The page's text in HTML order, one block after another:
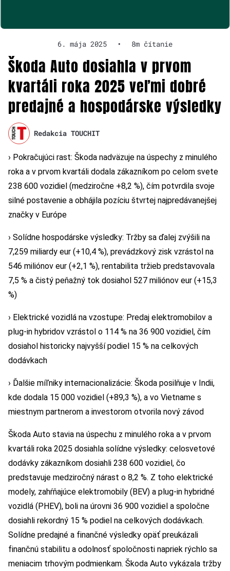
6. mája 2025 • 8m čítanie
Škoda Auto dosiahla v prvom
kvartáli roka 2025 veľmi dobré
predajné a hospodárske výsledky
Redakcia TOUCHIT
› Pokračujúci rast: Škoda nadväzuje na úspechy z minulého
roka a v prvom kvartáli dodala zákazníkom po celom svete
238 600 vozidiel (medziročne +8,2 %), čím potvrdila svoje
silné postavenie a obhájila pozíciu štvrtej najpredávanejšej
značky v Európe
› Solídne hospodárske výsledky: Tržby sa ďalej zvýšili na
7,259 miliardy eur (+10,4 %), prevádzkový zisk vzrástol na
546 miliónov eur (+2,1 %), rentabilita tržieb predstavovala
7,5 % a čistý peňažný tok dosiahol 527 miliónov eur (+15,3
%)
› Elektrické vozidlá na vzostupe: Predaj elektromobilov a
plug-in hybridov vzrástol o 114 % na 36 900 vozidiel, čím
dosiahol historicky najvyšší podiel 15 % na celkových
dodávkach
› Ďalšie míľniky internacionalizácie: Škoda posilňuje v Indii,
kde dodala 15 000 vozidiel (+89,3 %), a vo Vietname s
miestnym partnerom a investorom otvorila nový závod
Škoda Auto stavia na úspechu z minulého roka a v prvom
kvartáli roka 2025 dosiahla solídne výsledky: celosvetové
dodávky zákazníkom dosiahli 238 600 vozidiel, čo
predstavuje medziročný nárast o 8,2 %. Z toho elektrické
modely, zahŕňajúce elektromobily (BEV) a plug-in hybridné
vozidlá (PHEV), boli na úrovni 36 900 vozidiel a spoločne
dosiahli rekordný 15 % podiel na celkových dodávkach.
Solídne predajné a finančné výsledky opäť preukázali
finančnú stabilitu a odolnosť spoločnosti napriek rýchlo sa
meniacim trhovým podmienkam. Škoda Auto vykázala tržby